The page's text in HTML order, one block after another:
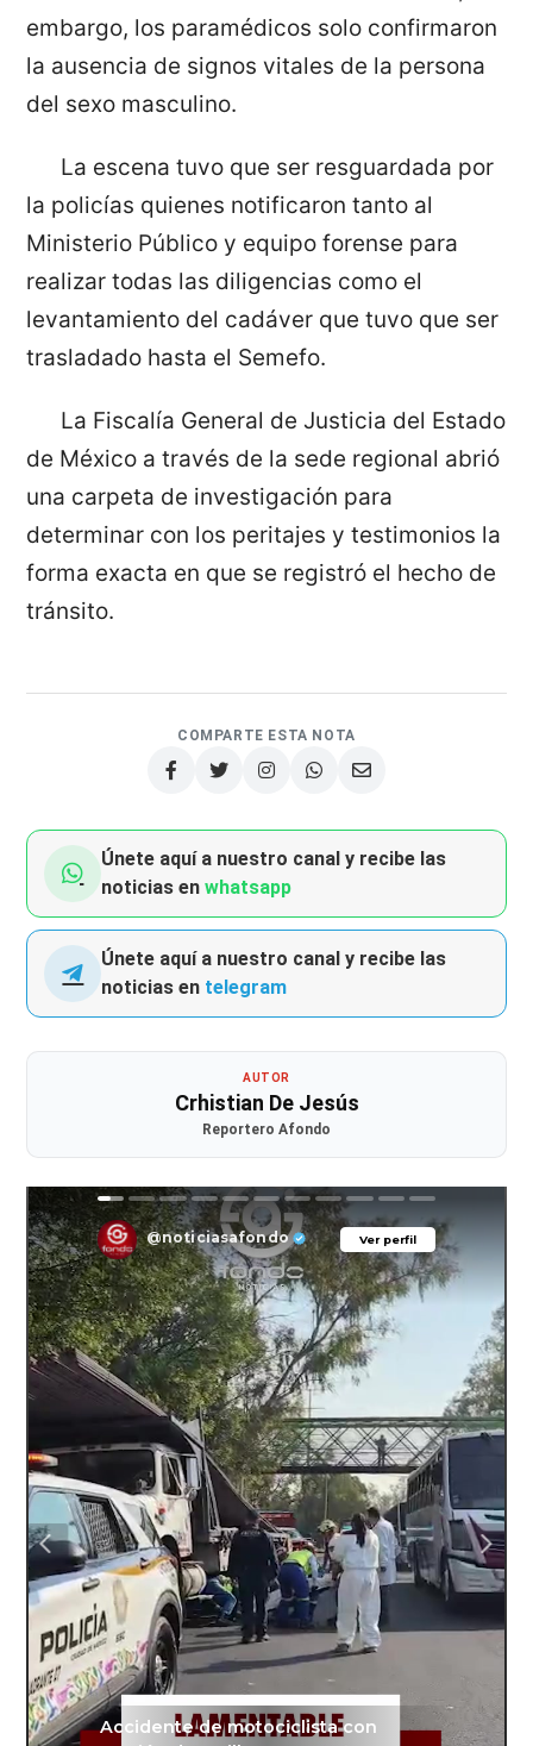
embargo, los paramédicos solo confirmaron
la ausencia de signos vitales de la persona
del sexo masculino.
La escena tuvo que ser resguardada por
la policías quienes notificaron tanto al
Ministerio Público y equipo forense para
realizar todas las diligencias como el
levantamiento del cadáver que tuvo que ser
trasladado hasta el Semefo.
La Fiscalía General de Justicia del Estado
de México a través de la sede regional abrió
una carpeta de investigación para
determinar con los peritajes y testimonios la
forma exacta en que se registró el hecho de
tránsito.
COMPARTE ESTA NOTA
Únete aquí a nuestro canal y recibe las
noticias enwhatsapp
Únete aquí a nuestro canal y recibe las
noticias en telegram
AUTOR
Crhistian De Jesús
Reportero Afondo
Ver perfil
@noticiasafondo Ver perfil
Accidente de motociclista con